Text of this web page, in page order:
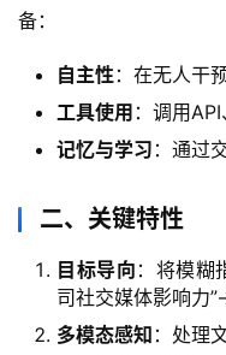
备：
自主性：在无人干
工具使用 ：调用
记忆与学习 ：通过
二、关键特性
目标导向 ：将模糊
司社交媒体影响力
多模态感知 ：处理